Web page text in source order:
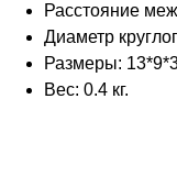
Расстояние
Диаметр
Размеры:
Вес: 0.4 кг.